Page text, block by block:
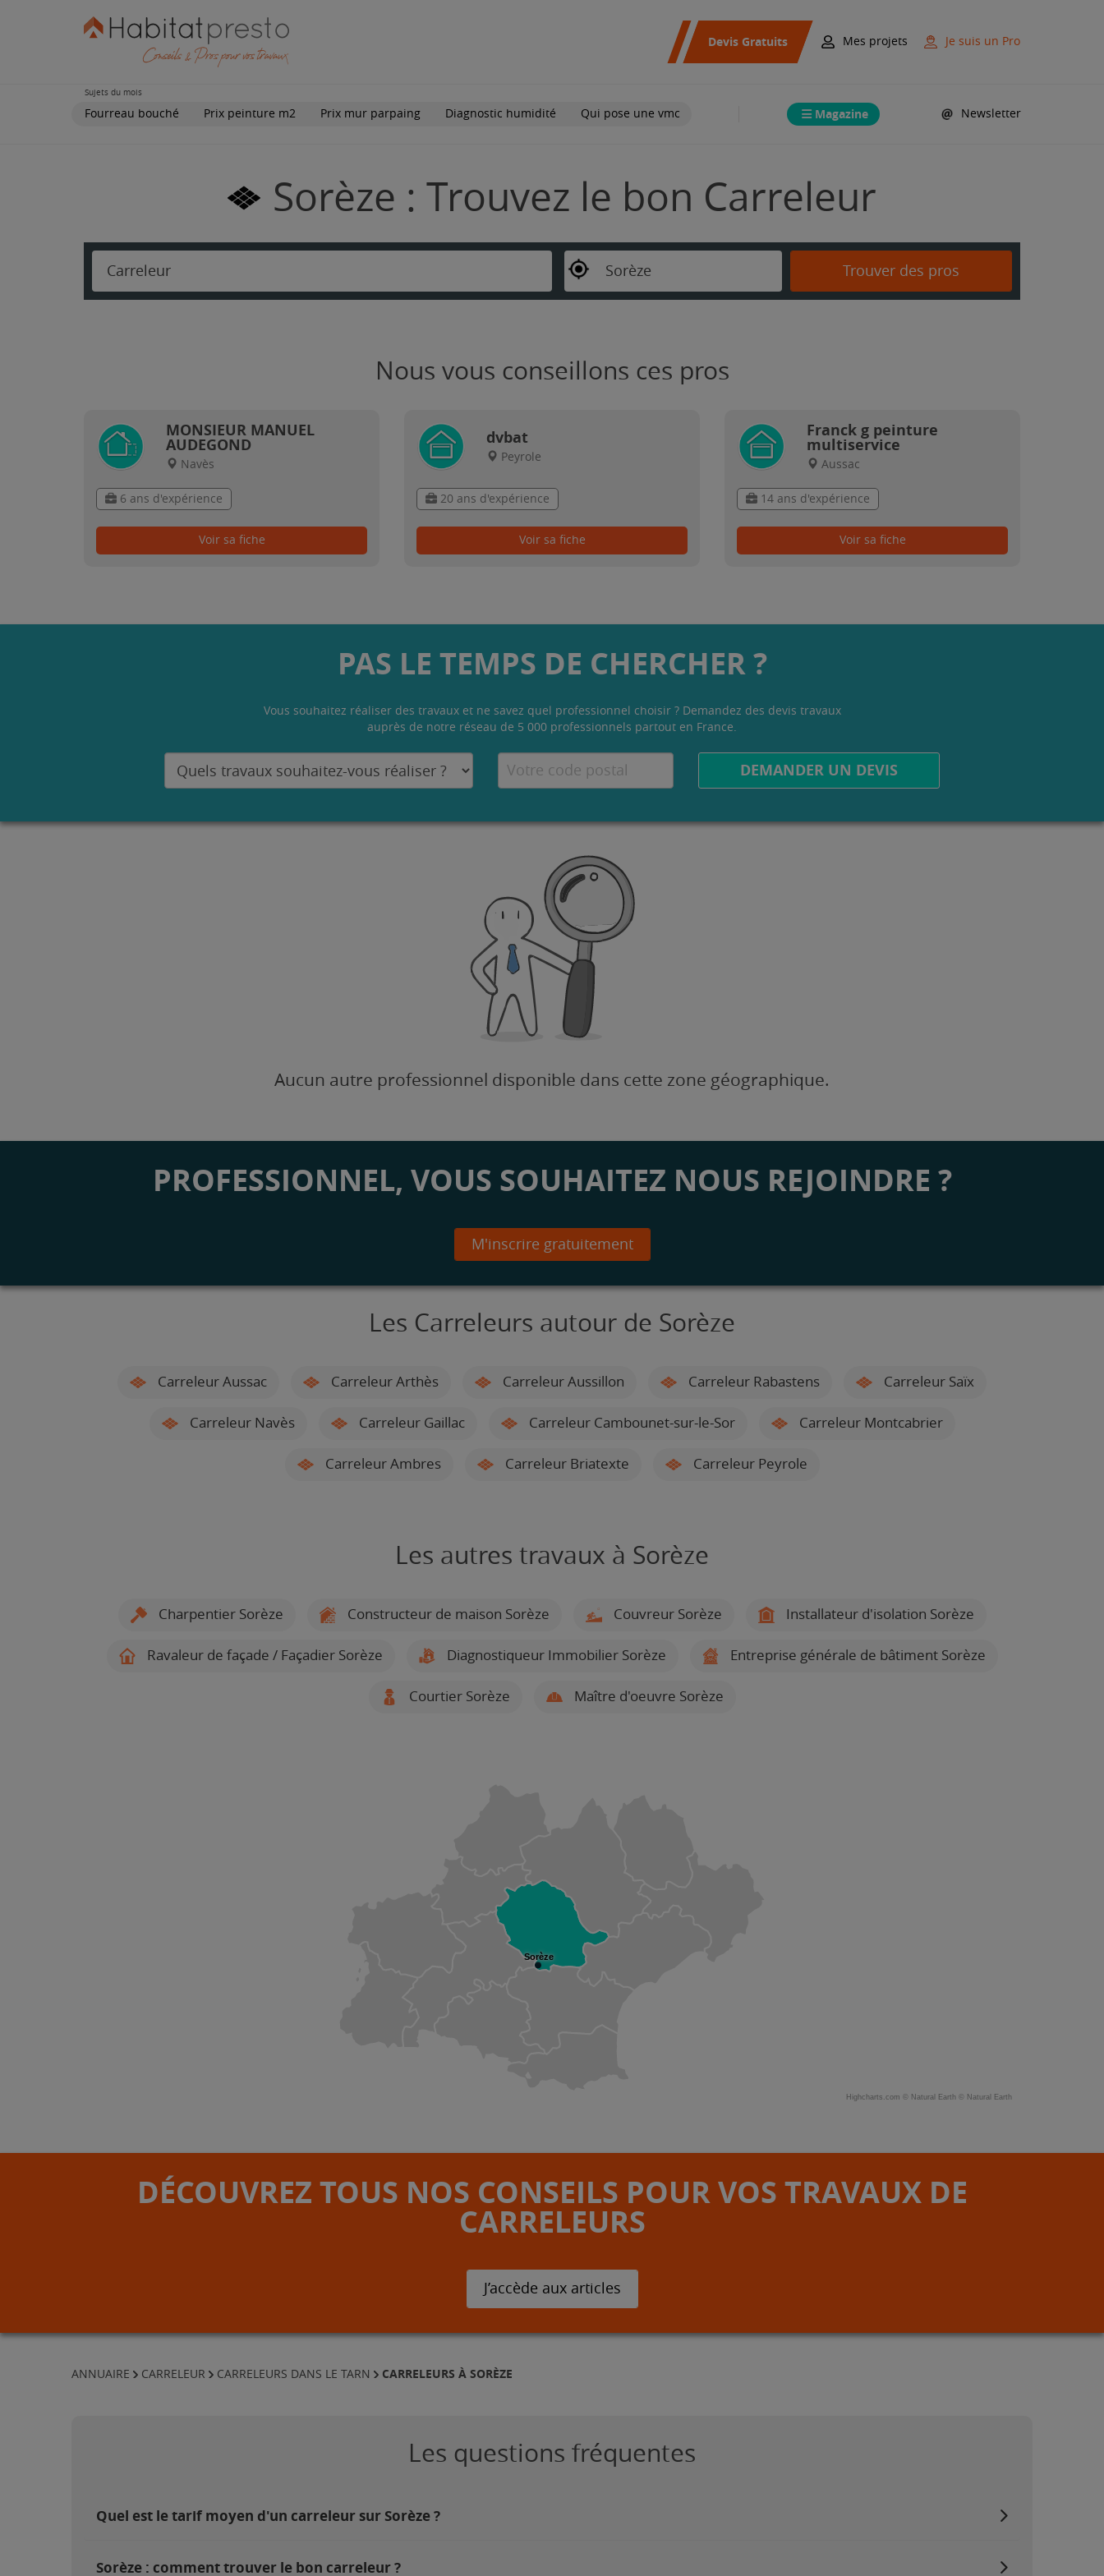
Devis Gratuits Mes projets Je suis un Pro
Sujets du mois
Fourreau bouché Prix peinture m2 Prix mur parpaing Diagnostic humidité Qui pose une vmc Magazine Newsletter
Sorèze : Trouvez le bon Carreleur
Carreleur Sorèze Trouver des pros
Nous vous conseillons ces pros
MONSIEUR MANUEL
AUDEGOND
Navès
6 ans d'expérience
Voir sa fiche
dvbat
Peyrole
20 ans d'expérience
Voir sa fiche
Franck g peinture
multiservice
Aussac
14 ans d'expérience
Voir sa fiche
PAS LE TEMPS DE CHERCHER ?
Vous souhaitez réaliser des travaux et ne savez quel professionnel choisir ? Demandez des devis travaux
auprès de notre réseau de 5 000 professionnels partout en France.
DEMANDER UN DEVIS
Aucun autre professionnel disponible dans cette zone géographique.
PROFESSIONNEL, VOUS SOUHAITEZ NOUS REJOINDRE ?
M'inscrire gratuitement
Les Carreleurs autour de Sorèze
Carreleur Aussac Carreleur Arthès Carreleur Aussillon Carreleur Rabastens Carreleur Saïx
Carreleur Navès Carreleur Gaillac Carreleur Cambounet-sur-le-Sor Carreleur Montcabrier
Carreleur Ambres Carreleur Briatexte Carreleur Peyrole
Les autres travaux à Sorèze
Charpentier Sorèze Constructeur de maison Sorèze Couvreur Sorèze Installateur d'isolation Sorèze
Ravaleur de façade / Façadier Sorèze Diagnostiqueur Immobilier Sorèze Entreprise générale de bâtiment Sorèze
Courtier Sorèze Maître d'oeuvre Sorèze
Sorèze
Highcharts.com © Natural Earth © Natural Earth
DÉCOUVREZ TOUS NOS CONSEILS POUR VOS TRAVAUX DE
CARRELEURS
J’accède aux articles
ANNUAIRE CARRELEUR CARRELEURS DANS LE TARN CARRELEURS À SORÈZE
Les questions fréquentes
Quel est le tarif moyen d'un carreleur sur Sorèze ?
Sorèze : comment trouver le bon carreleur ?